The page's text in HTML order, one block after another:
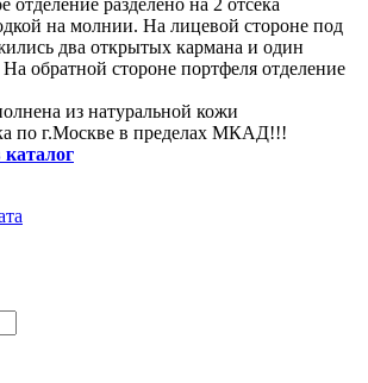
разделено на 2 отсека
на молнии. На лицевой стороне под
два открытых кармана и один
обратной стороне портфеля отделение
из натуральной кожи
по г.Москве в пределах МКАД!!!
каталог